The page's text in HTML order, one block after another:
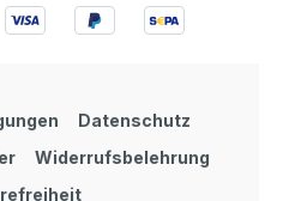
Datenschutz
Widerrufsbelehrung